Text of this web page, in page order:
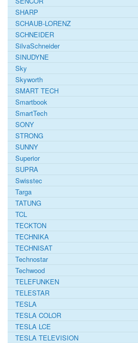
SHARP
SCHAUB-LORENZ
SCHNEIDER
SilvaSchneider
SINUDYNE
Sky
Skyworth
SMART TECH
Smartbook
SmartTech
SONY
STRONG
SUNNY
Superior
SUPRA
Swisstec
Targa
TATUNG
TCL
TECKTON
TECHNIKA
TECHNISAT
Technostar
Techwood
TELEFUNKEN
TELESTAR
TESLA
TESLA COLOR
TESLA LCE
TESLA TELEVISION